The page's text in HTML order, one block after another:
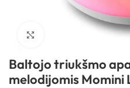
Spustelėkite, kad
Baltojo triukšmo
melodijomis Momini